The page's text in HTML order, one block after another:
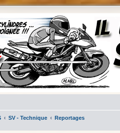
SV - Technique Reportages